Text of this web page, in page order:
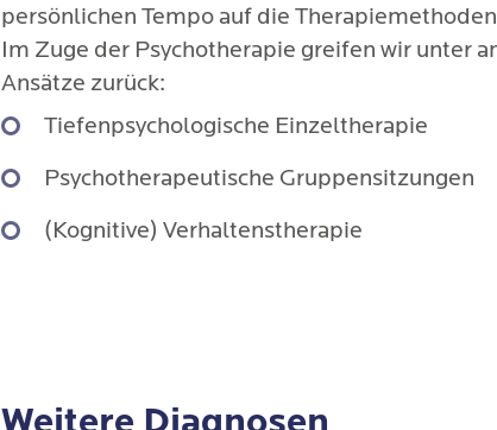
persönlichen Tempo auf die
Im Zuge der Psychotherapie greifen wir unter
Ansätze zurück:
Tiefenpsychologische Einzeltherapie
Psychotherapeutische Gruppensitzungen
(Kognitive) Verhaltenstherapie